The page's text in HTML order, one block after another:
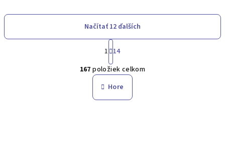
O
v
l
á
Načítať 12 ďalších
S
t
r
á
n
k
o
1 14
167 položiek celkom
Hore